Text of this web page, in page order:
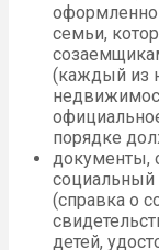
семьи,
(каждый из
порядке
документы,
социальный
(справка о
детей,